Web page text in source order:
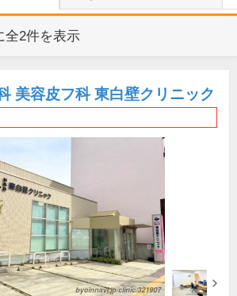
全2件を表示
美容皮フ科 東白壁クリニック